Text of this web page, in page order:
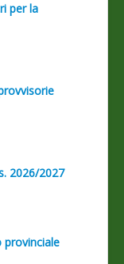
per la
2026/2027
provinciale